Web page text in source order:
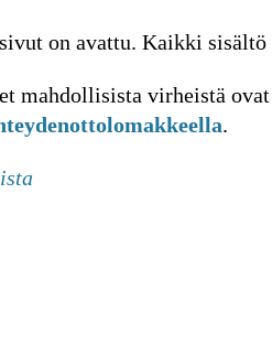
on avattu. Kaikki
mahdollisista virheistä
.